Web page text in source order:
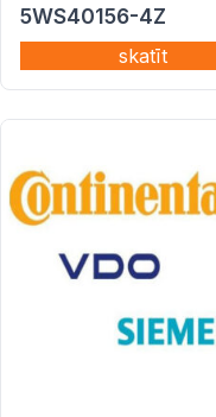
5WS40156-4Z
skatīt